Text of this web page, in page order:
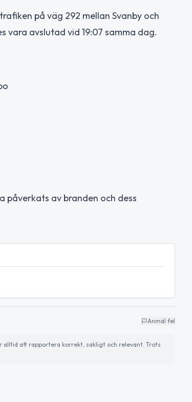
på väg 292 mellan Svanby och
vara avslutad vid 19:07 samma dag.
av branden och dess
Anmäl fel
att rapportera korrekt, sakligt och relevant. Trots